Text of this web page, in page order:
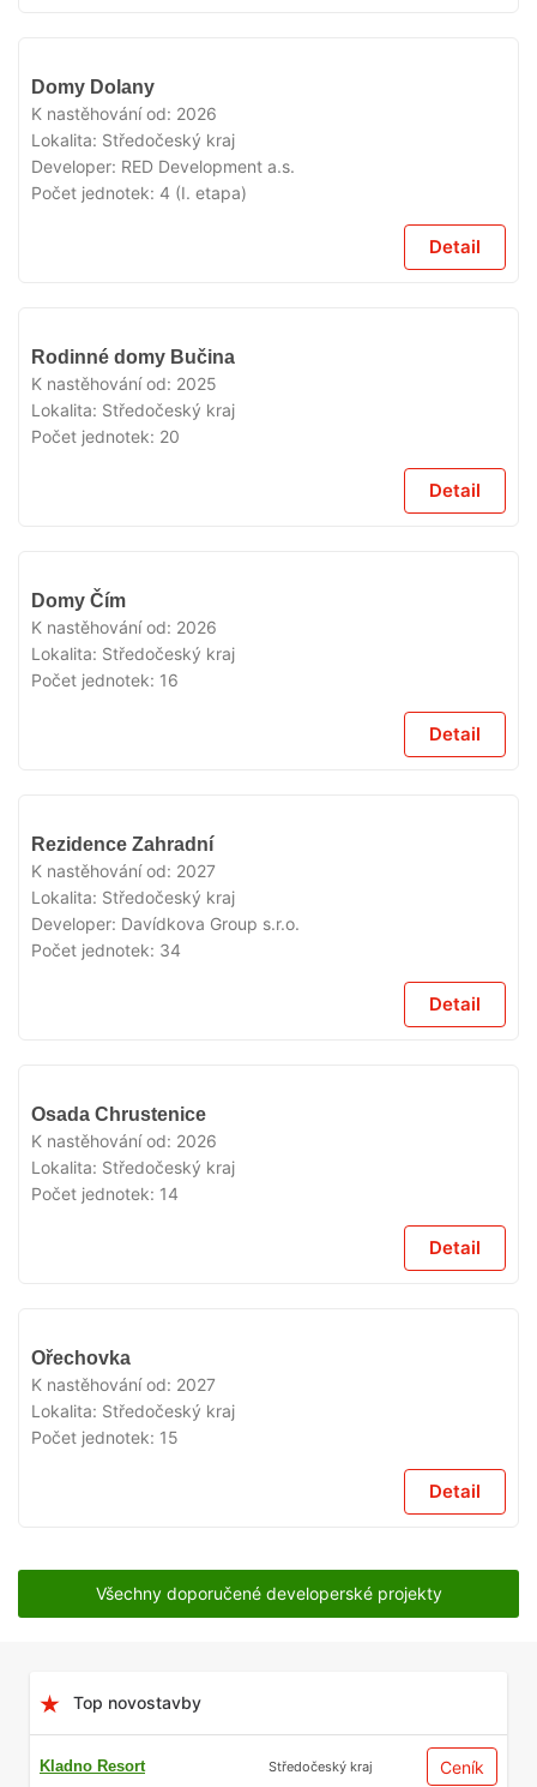
Domy Dolany
K nastěhování od: 2026
Lokalita: Středočeský kraj
Developer: RED Development a.s.
Počet jednotek: 4 (I. etapa)
Detail
Rodinné domy Bučina
K nastěhování od: 2025
Lokalita: Středočeský kraj
Počet jednotek: 20
Detail
Domy Čím
K nastěhování od: 2026
Lokalita: Středočeský kraj
Počet jednotek: 16
Detail
Rezidence Zahradní
K nastěhování od: 2027
Lokalita: Středočeský kraj
Developer: Davídkova Group s.r.o.
Počet jednotek: 34
Detail
Osada Chrustenice
K nastěhování od: 2026
Lokalita: Středočeský kraj
Počet jednotek: 14
Detail
Ořechovka
K nastěhování od: 2027
Lokalita: Středočeský kraj
Počet jednotek: 15
Detail
Všechny doporučené developerské projekty
Top novostavby
Kladno Resort Středočeský kraj Ceník